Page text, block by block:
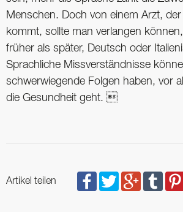
Menschen. Doch von einem Arzt, der
kommt, sollte man verlangen
früher als später, Deutsch oder
Sprachliche Missverständnisse
schwerwiegende Folgen haben, vor
die Gesundheit geht. 
Artikel teilen